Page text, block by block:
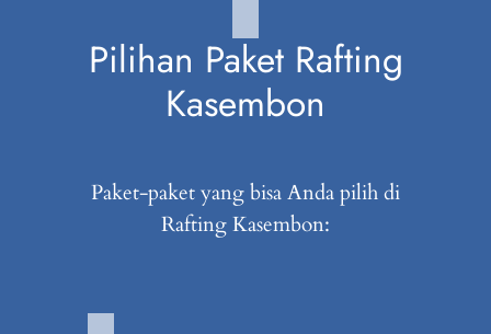
Pilihan Paket Rafting
Kasembon
Paket-paket yang bisa Anda pilih di
Rafting Kasembon: